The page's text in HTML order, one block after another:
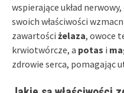
wspierające układ
swoich właściwości
zawartości żelaza, owoce
krwiotwórcze, a potas i
zdrowie serca, pomagając